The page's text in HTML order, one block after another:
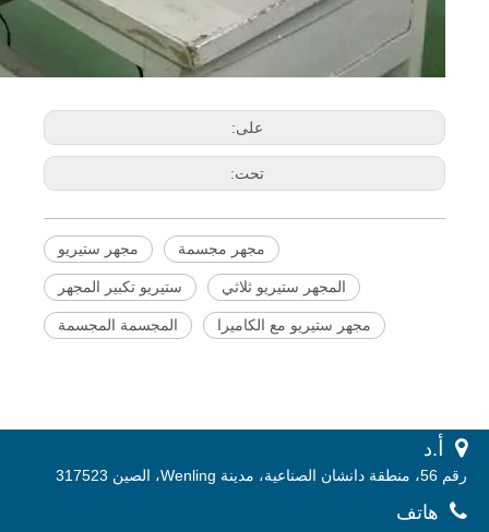
على:
تحت:
مجهر ستيريو مجهر مجسمة
ستيريو تكبير المجهر المجهر ستيريو ثلاثي
المجسمة المجسمة مجهر ستيريو مع الكاميرا
 أ. د
رقم 56، منطقة دانشان الصناعية، مدينة Wenling، الصين 317523
 هاتف